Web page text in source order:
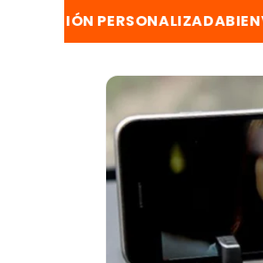
directamente
PERSONALIZADABIENVENIDO A
directamente
a la
información
del producto